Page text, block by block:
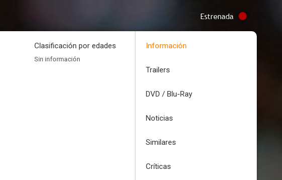
Estrenada
Clasificación por edades
Sin información
Información
Trailers
DVD / Blu-Ray
Noticias
Similares
Críticas